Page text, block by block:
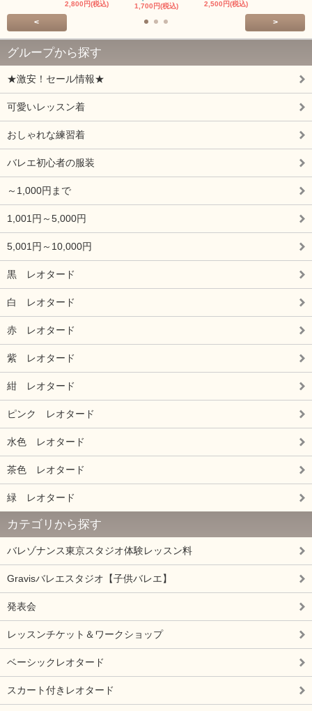
2,800円(税込) 1,700円(税込) 2,500円(税込)
< >
グループから探す
★激安！セール情報★
可愛いレッスン着
おしゃれな練習着
バレエ初心者の服装
～1,000円まで
1,001円～5,000円
5,001円～10,000円
黒 レオタード
白 レオタード
赤 レオタード
紫 レオタード
紺 レオタード
ピンク レオタード
水色 レオタード
茶色 レオタード
緑 レオタード
カテゴリから探す
バレゾナンス東京スタジオ体験レッスン料
Gravisバレエスタジオ【子供バレエ】
発表会
レッスンチケット＆ワークショップ
ベーシックレオタード
スカート付きレオタード